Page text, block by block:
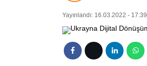
Yayınlandı: 16.03.2022 - 17:39